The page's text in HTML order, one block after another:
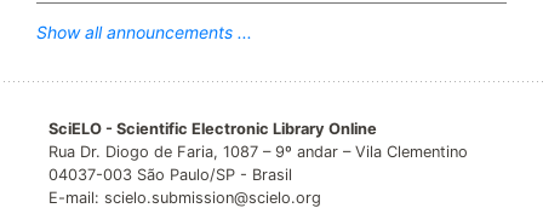
Show all announcements ...
SciELO - Scientific Electronic Library Online
Rua Dr. Diogo de Faria, 1087 – 9º andar – Vila Clementino
04037-003 São Paulo/SP - Brasil
E-mail: scielo.submission@scielo.org